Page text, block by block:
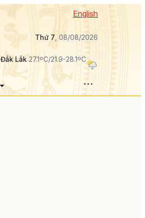
English
Thứ 7, 08/08/2026
Đắk Lắk27.1ºC/21.9-28.1ºC